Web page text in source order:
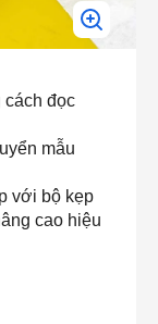
cách đọc
mẫu
với bộ kẹp
cao hiệu